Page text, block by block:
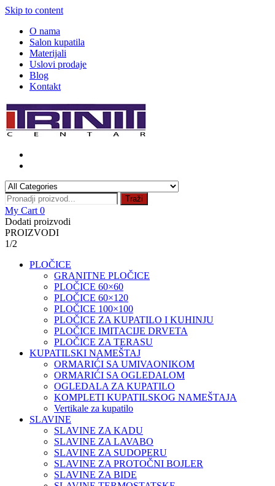
Skip to content
O nama
Salon kupatila
Materijali
Uslovi prodaje
Blog
Kontakt
Traži
My Cart 0
Dodati proizvodi
PROIZVODI
1/2
PLOČICE
GRANITNE PLOČICE
PLOČICE 60×60
PLOČICE 60×120
PLOČICE 100×100
PLOČICE ZA KUPATILO I KUHINJU
PLOČICE IMITACIJE DRVETA
PLOČICE ZA TERASU
KUPATILSKI NAMEŠTAJ
ORMARIĆI SA UMIVAONIKOM
ORMARIĆI SA OGLEDALOM
OGLEDALA ZA KUPATILO
KOMPLETI KUPATILSKOG NAMEŠTAJA
Vertikale za kupatilo
SLAVINE
SLAVINE ZA KADU
SLAVINE ZA LAVABO
SLAVINE ZA SUDOPERU
SLAVINE ZA PROTOČNI BOJLER
SLAVINE ZA BIDE